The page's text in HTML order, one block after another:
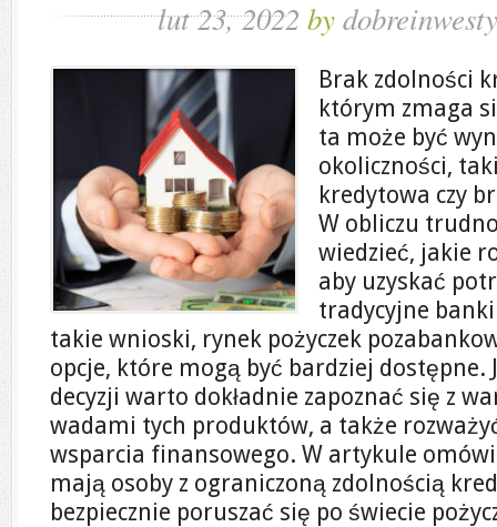
lut 23, 2022 by
Brak zdolności
którym zmaga
ta może być
okoliczności,
kredytowa czy
W obliczu
wiedzieć, jakie
aby uzyskać
tradycyjne
takie wnioski, rynek pożyczek
opcje, które mogą być bardziej dostępne.
decyzji warto dokładnie zapoznać się z
wadami tych produktów, a także
wsparcia finansowego. W artykule
mają osoby z ograniczoną zdolnością
bezpiecznie poruszać się po świecie